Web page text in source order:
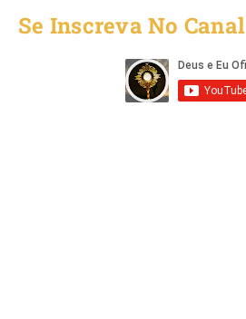
Se Inscreva No Canal